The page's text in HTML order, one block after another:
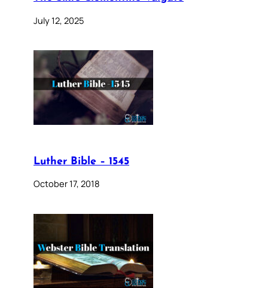
July 12, 2025
Luther Bible – 1545
October 17, 2018